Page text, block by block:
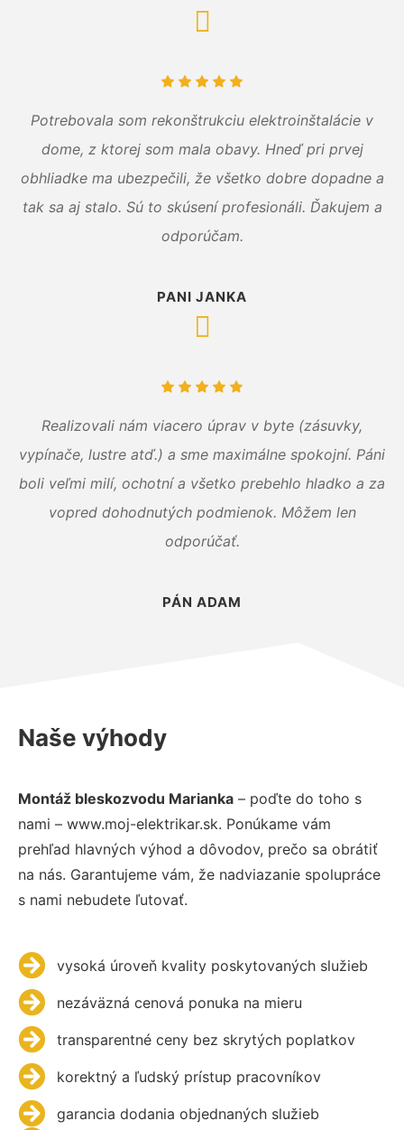
Potrebovala som rekonštrukciu elektroinštalácie v
dome, z ktorej som mala obavy. Hneď pri prvej
obhliadke ma ubezpečili, že všetko dobre dopadne a
tak sa aj stalo. Sú to skúsení profesionáli. Ďakujem a
odporúčam.
PANI JANKA
Realizovali nám viacero úprav v byte (zásuvky,
vypínače, lustre atď.) a sme maximálne spokojní. Páni
boli veľmi milí, ochotní a všetko prebehlo hladko a za
vopred dohodnutých podmienok. Môžem len
odporúčať.
PÁN ADAM
Naše výhody
Montáž bleskozvodu Marianka – poďte do toho s
nami – www.moj-elektrikar.sk. Ponúkame vám
prehľad hlavných výhod a dôvodov, prečo sa obrátiť
na nás. Garantujeme vám, že nadviazanie spolupráce
s nami nebudete ľutovať.
vysoká úroveň kvality poskytovaných služieb
nezáväzná cenová ponuka na mieru
transparentné ceny bez skrytých poplatkov
korektný a ľudský prístup pracovníkov
garancia dodania objednaných služieb